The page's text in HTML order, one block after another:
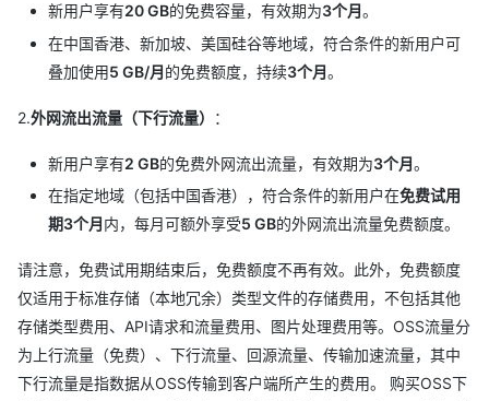
新用户享有20 GB的免费容量，有效期为3个月。
在中国香港、新加坡、美国硅谷等地域，符合条件的新用户可
叠加使用5 GB/月的免费额度，持续3个月。
2.外网流出流量（下行流量） ：
新用户享有2 GB的免费外网流出流量，有效期为3个月。
在指定地域（包括中国香港），符合条件的新用户在免费试用
期3个月内，每月可额外享受5 GB的外网流出流量免费额度。
请注意，免费试用期结束后，免费额度不再有效。此外，免费额度
仅适用于标准存储（本地冗余）类型文件的存储费用，不包括其他
存储类型费用、API请求和流量费用、图片处理费用等。OSS流量分
为上行流量（免费）、下行流量、回源流量、传输加速流量，其中
下行流量是指数据从OSS传输到客户端所产生的费用。 购买OSS下